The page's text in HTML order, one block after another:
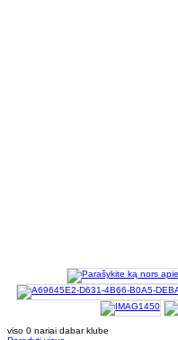
viso 0 nariai dabar klube